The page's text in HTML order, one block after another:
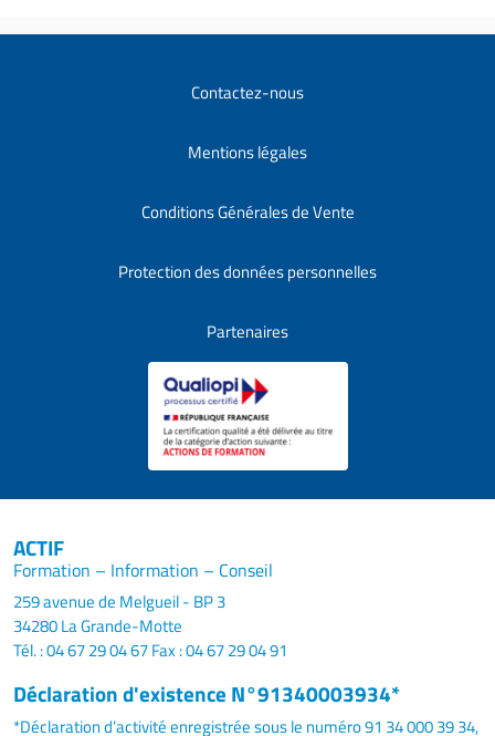
Contactez-nous
Mentions légales
Conditions Générales de Vente
Protection des données personnelles
Partenaires
ACTIF
Formation – Information – Conseil
259 avenue de Melgueil - BP 3
34280 La Grande-Motte
Tél. : 04 67 29 04 67Fax : 04 67 29 04 91
Déclaration d'existence N°91340003934*
*Déclaration d’activité enregistrée sous le numéro 91 34 000 39 34,